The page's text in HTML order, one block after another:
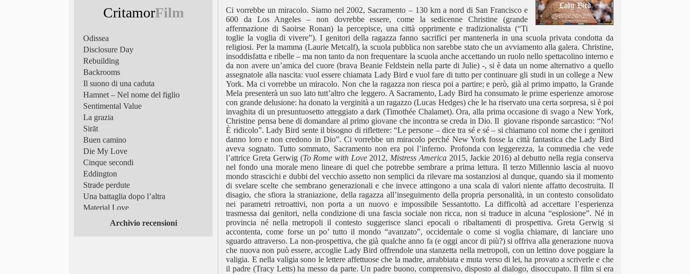
CritamorFilm
Odissea
Disclosure Day
Rebuilding
Backrooms
Il suono di una caduta
Hamnet – Nel nome del figlio
Sentimental Value
La grazia
Sirāt
Buen camino
Die My Love
Cinque secondi
Eddington
Strade perdute
Una battaglia dopo l’altra
Material Love
Frammenti di luce
Archivio recensioni
Ci vorrebbe un miracolo. Siamo nel 2002, Sacramento – 130 km a nord di San Francisco e
600 da Los Angeles – non dovrebbe essere, come la sedicenne Christine (grande
affermazione di Saoirse Ronan) la percepisce, una città opprimente e tradizionalista (“Ti
toglie la voglia di vivere”). I genitori della ragazza fanno sacrifici per mantenerla in una scuola privata condotta da
religiosi. Per la mamma (Laurie Metcalf), la scuola pubblica non sarebbe stato che un avviamento alla galera. Christine,
insoddisfatta e ribelle – ma non tanto da non frequentare la scuola anche accettando un ruolo nello spettacolino interno e
da non avere un’amica del cuore (brava Beanie Feldstein nella parte di Julie) -, si è data un nome alternativo a quello
assegnatole alla nascita: vuol essere chiamata Lady Bird e vuol fare di tutto per continuare gli studi in un college a New
York. Ma ci vorrebbe un miracolo. Non che la ragazza non riesca poi a partire; e però, già al primo impatto, la Grande
Mela presenterà un suo lato tutt’altro che leggero. A Sacramento, Lady Bird ha consumato le prime esperienze amorose
con grande delusione: ha donato la verginità a un ragazzo (Lucas Hedges) che le ha riservato una certa sorpresa, si è poi
invaghita di un presuntuosetto atteggiato a dark (Timothée Chalamet). Ora, alla prima occasione di svago a New York,
Christine pensa bene di domandare al primo giovane che incontra se creda in Dio. Il giovane risponde sarcastico: “No!
È ridicolo”. Lady Bird sente il bisogno di riflettere: “Le persone – dice tra sé e sé – si chiamano col nome che i genitori
danno loro e non credono in Dio”. Ci vorrebbe un miracolo perché New York fosse la città fantastica che Lady Bird
aveva sognato. Tutto sommato, Sacramento non era poi l’inferno. Profonda con leggerezza, la commedia che vede
l’attrice Greta Gerwig (To Rome with Love2012, Mistress America2015, Jackie 2016) al debutto nella regia conserva
nel fondo una morale meno lineare di quel che potrebbe sembrare a prima lettura. Il terzo Millennio lascia al nuovo
mondo strascichi e dubbi del vecchio assetto non semplici da rilevare ma sostanziosi al dunque, quando sia il momento
di svelare scelte che sembrano generazionali e che invece attingono a una scala di valori niente affatto decostruita. Il
disagio, che sfiora la straniazione, della ragazza all’inseguimento della propria personalità, in un contesto consolidato
nei parametri retroattivi, non porta a un nuovo e impossibile Sessantotto. La difficoltà ad accettare l’esperienza
trasmessa dai genitori, nella condizione di una fascia sociale non ricca, non si traduce in alcuna “esplosione”. Né in
provincia né nella metropoli il contesto suggerisce slanci epocali o ribaltamenti di prospettiva. Greta Gerwig si
accontenta, come forse un po’ tutto il mondo “avanzato”, occidentale o come si voglia chiamare, di lanciare uno
sguardo attraverso. La non-prospettiva, che già qualche anno fa (e oggi ancor di più?) si offriva alla generazione nuova
che nuova non può essere, accoglie Lady Bird offrendole una stanzetta nella metropoli, con un lettino dove poggiare la
valigia. E nella valigia sono le lettere affettuose che la madre, arrabbiata e muta verso di lei, ha provato a scriverle e che
il padre (Tracy Letts) ha messo da parte. Un padre buono, comprensivo, disposto al dialogo, disoccupato. Il film si era